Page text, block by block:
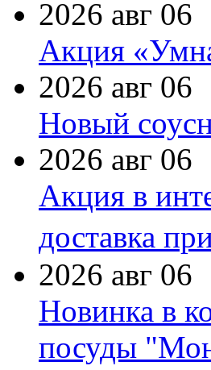
2026 авг 06
Акция
2026 авг 06
Новый
2026 авг 06
Акция в
доставка
2026 авг 06
Новинка в
посуды